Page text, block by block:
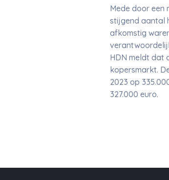
Mede door een
stijgend aantal
afkomstig
HDN meldt dat
kopersmarkt.
2023 op
327.000 euro.